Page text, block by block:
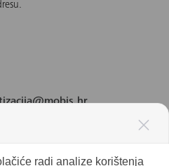
radi analize korištenja